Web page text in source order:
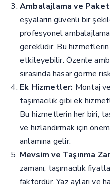
Ambalajlama ve
eşyaların güvenli bir
profesyonel
gereklidir. Bu
etkileyebilir. Özenle
sırasında hasar görme
Ek Hizmetler: Montaj
taşımacılık gibi ek
Bu hizmetlerin her biri,
ve hızlandırmak için
anlamına gelir.
Mevsim ve Taşınma
zamanı, taşımacılık
faktördür. Yaz ayları ve